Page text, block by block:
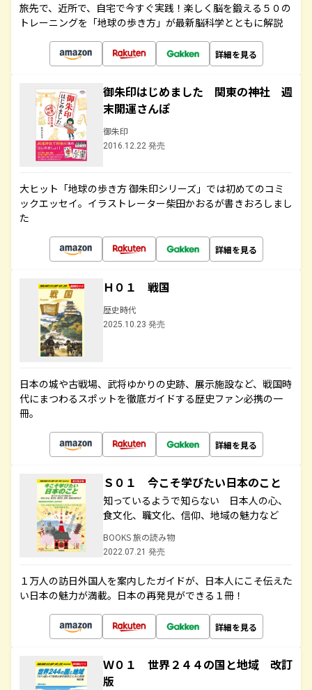
旅先で、近所で、自宅で今すぐ実践！楽しく脳を鍛える５０の
トレーニングを「地球の歩き方」が最新脳科学とともに解説
詳細を見る
御朱印はじめました 関東の神社 週
末開運さんぽ
御朱印
2016.12.22 発売
大ヒット「地球の歩き方 御朱印シリーズ」では初めてのコミ
ックエッセイ。イラストレーター柴田かおるが書きおろしまし
た
詳細を見る
Ｈ０１ 戦国
歴史時代
2025.10.23 発売
日本の城や古戦場、武将ゆかりの史跡、展示施設など、戦国時
代にまつわるスポットを徹底ガイドする歴史ファン必携の一
冊。
詳細を見る
Ｓ０１ 今こそ学びたい日本のこと
知っているようで知らない 日本人の心、
食文化、職文化、信仰、地域の魅力など
BOOKS 旅の読み物
2022.07.21 発売
１万人の訪日外国人を案内したガイドが、日本人にこそ伝えた
い日本の魅力が満載。日本の再発見ができる１冊！
詳細を見る
Ｗ０１ 世界２４４の国と地域 改訂
版